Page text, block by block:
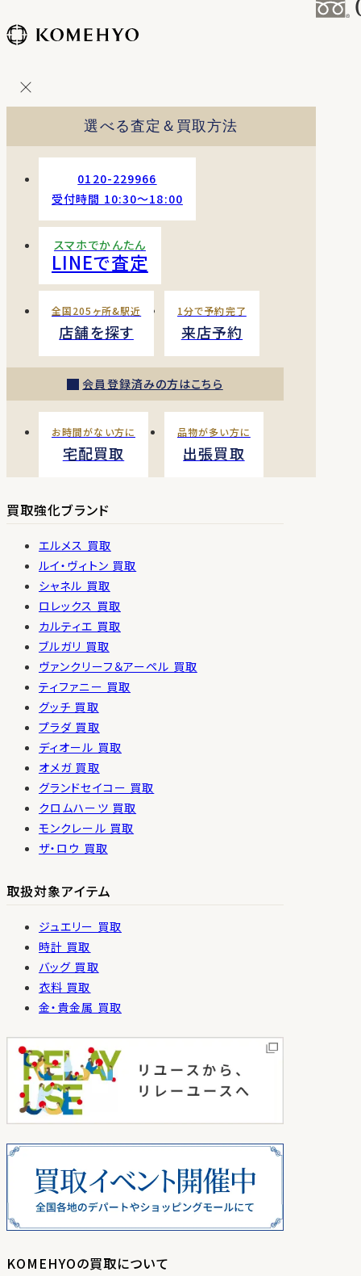
ン
選べる査定＆買取方法
0120-229966
受付時間 10:30〜18:00
スマホでかんたん
LINEで査定
全国205ヶ所&駅近
店舗を探す
1分で予約完了
来店予約
会員登録済みの方はこちら
お時間がない方に
宅配買取
品物が多い方に
出張買取
買取強化ブランド
エルメス 買取
ルイ・ヴィトン 買取
シャネル 買取
ロレックス 買取
カルティエ 買取
ブルガリ 買取
ヴァンクリーフ＆アーペル 買取
ティファニー 買取
グッチ 買取
プラダ 買取
ディオール 買取
オメガ 買取
グランドセイコー 買取
クロムハーツ 買取
モンクレール 買取
ザ・ロウ 買取
取扱対象アイテム
ジュエリー 買取
時計 買取
バッグ 買取
衣料 買取
金・貴金属 買取
KOMEHYOの買取について